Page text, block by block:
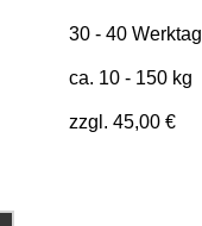
30 - 40
ca. 10 - 150 kg
zzgl. 45,00 €